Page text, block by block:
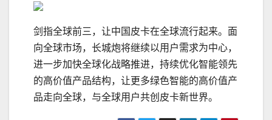
剑指全球前三，让中国皮卡在全球流行起来。面
向全球市场，长城炮将继续以用户需求为中心，
进一步加快全球化战略推进，持续优化智能领先
的高价值产品结构，让更多绿色智能的高价值产
品走向全球，与全球用户共创皮卡新世界。